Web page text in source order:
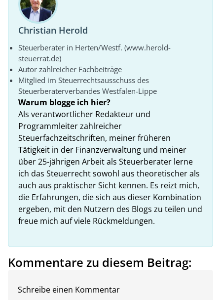
Christian Herold
Steuerberater in Herten/Westf. (www.herold-
steuerrat.de)
Autor zahlreicher Fachbeiträge
Mitglied im Steuerrechtsausschuss des
Steuerberaterverbandes Westfalen-Lippe
Warum blogge ich hier?
Als verantwortlicher Redakteur und
Programmleiter zahlreicher
Steuerfachzeitschriften, meiner früheren
Tätigkeit in der Finanzverwaltung und meiner
über 25-jährigen Arbeit als Steuerberater lerne
ich das Steuerrecht sowohl aus theoretischer als
auch aus praktischer Sicht kennen. Es reizt mich,
die Erfahrungen, die sich aus dieser Kombination
ergeben, mit den Nutzern des Blogs zu teilen und
freue mich auf viele Rückmeldungen.
Kommentare zu diesem Beitrag:
Schreibe einen Kommentar